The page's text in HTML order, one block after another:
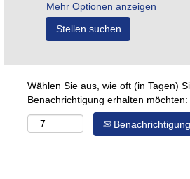
Mehr Optionen anzeigen
Wählen Sie aus, wie oft (in Tagen)
Benachrichtigung erhalten möchten: